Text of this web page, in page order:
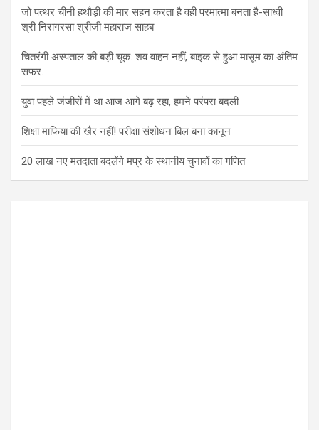
जो पत्थर चीनी हथौड़ी की मार सहन करता है वही परमात्मा बनता है-साध्वी
श्री निरागरसा श्रीजी महाराज साहब
चितरंगी अस्पताल की बड़ी चूक: शव वाहन नहीं, बाइक से हुआ मासूम का अंतिम
सफर.
युवा पहले जंजीरों में था आज आगे बढ़ रहा, हमने परंपरा बदली
शिक्षा माफिया की खैर नहीं! परीक्षा संशोधन बिल बना कानून
20 लाख नए मतदाता बदलेंगे मप्र के स्थानीय चुनावों का गणित